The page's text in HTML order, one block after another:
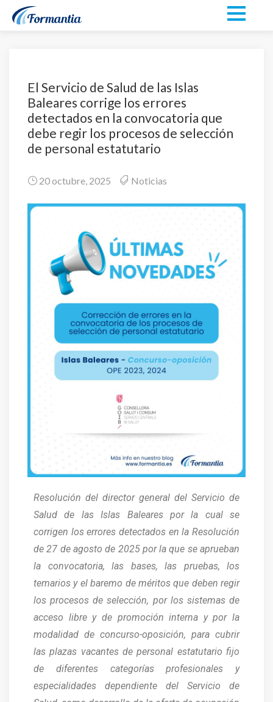
El Servicio de Salud de las Islas
Baleares corrige los errores
detectados en la convocatoria que
debe regir los procesos de selección
de personal estatutario
20 octubre, 2025 Noticias
Resolución del director general del Servicio de
Salud de las Islas Baleares por la cual se
corrigen los errores detectados en la Resolución
de 27 de agosto de 2025 por la que se aprueban
la convocatoria, las bases, las pruebas, los
temarios y el baremo de méritos que deben regir
los procesos de selección, por los sistemas de
acceso libre y de promoción interna y por la
modalidad de concurso-oposición, para cubrir
las plazas vacantes de personal estatutario fijo
de diferentes categorías profesionales y
especialidades dependiente del Servicio de